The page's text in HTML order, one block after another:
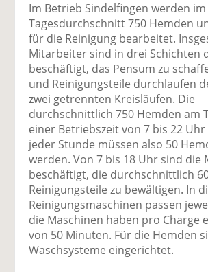
Im Betrieb Sindelfingen werden im
Tagesdurchschnitt 750 Hemden
für die Reinigung bearbeitet.
Mitarbeiter sind in drei Schichten
beschäftigt, das Pensum zu
und Reinigungsteile durchlaufen
zwei getrennten Kreisläufen. Die
durchschnittlich 750 Hemden am
einer Betriebszeit von 7 bis 22
jeder Stunde müssen also 50
werden. Von 7 bis 18 Uhr sind die
beschäftigt, die durchschnittlich
Reinigungsteile zu bewältigen. In
Reinigungsmaschinen passen
die Maschinen haben pro Charge
von 50 Minuten. Für die Hemden
Waschsysteme eingerichtet.